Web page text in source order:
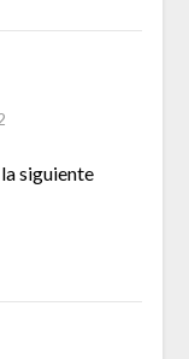
siguiente